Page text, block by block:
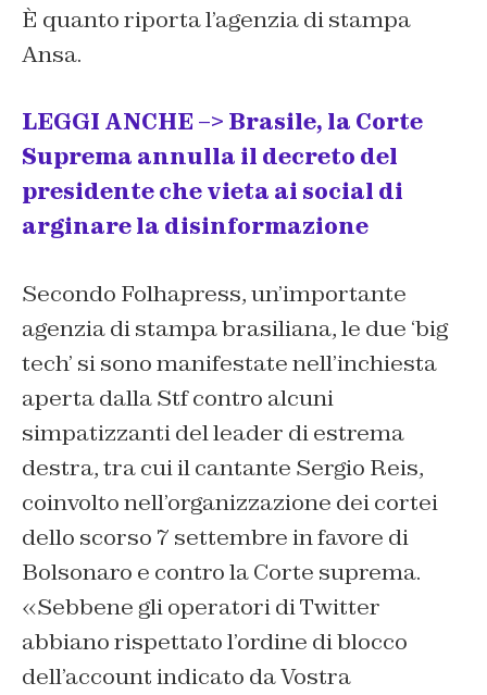
È quanto riporta l’agenzia di stampa
Ansa.
LEGGI ANCHE –> Brasile, la Corte
Suprema annulla il decreto del
presidente che vieta ai social di
arginare la disinformazione
Secondo Folhapress, un’importante
agenzia di stampa brasiliana, le due ‘big
tech’ si sono manifestate nell’inchiesta
aperta dalla Stf contro alcuni
simpatizzanti del leader di estrema
destra, tra cui il cantante Sergio Reis,
coinvolto nell’organizzazione dei cortei
dello scorso 7 settembre in favore di
Bolsonaro e contro la Corte suprema.
«Sebbene gli operatori di Twitter
abbiano rispettato l’ordine di blocco
dell’account indicato da Vostra